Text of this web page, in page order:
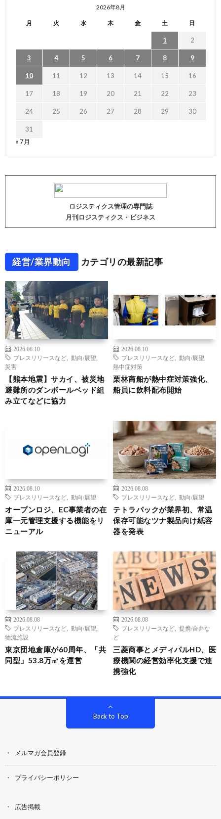
2026年8月
月 火 水 木 金 土 日
1 2
3 4 5 6 7 8 9
10 11 12 13 14 15 16
17 18 19 20 21 22 23
24 25 26 27 28 29 30
31
« 7月
ロジスティクス管理の専門誌
月刊ロジスティクス・ビジネス
経営/業界動向 カテゴリの最新記事
2026.08.10
プレスリリースなど
動向/展望
災害
【熊本地震】サカイ、被災地
避難所のダンボールベッド組
み立てなどに協力
2026.08.10
プレスリリースなど
動向/展望
熱中症対策
栗林商船が熱中症対策強化、
船員に飲料配布開始
2026.08.10
プレスリリースなど
動向/展望
オープンロジ、EC事業者の在
庫一元管理支援する機能をリ
ニューアル
2026.08.08
プレスリリースなど
動向/展望
テトラパックが業界初、常温
保存可能なツナ製品向け紙容
器を発表
2026.08.08
プレスリリースなど
動向/展望
物流施設
東京団地倉庫が60周年、「共
同型」53.8万㎡を運営
2026.08.08
プレスリリースなど
提携/合弁な
ど
三菱商事とメディパルHD、医
療機関の経営効率化支援で連
携強化
Back to Top
メルマガ会員登録
プライバシーポリシー
広告掲載